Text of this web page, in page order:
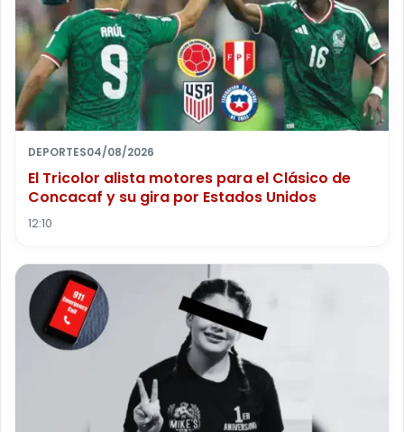
DEPORTES04/08/2026
El Tricolor alista motores para el Clásico de
Concacaf y su gira por Estados Unidos
12:10